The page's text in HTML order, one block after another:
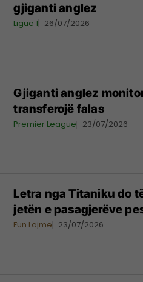
gjiganti anglez
Ligue 1 26/07/2026
Gjiganti anglez
transferojë falas
Premier League 23/07/2026
Letra nga Titaniku do
jetën e pasagjerëve
Fun Lajme 23/07/2026